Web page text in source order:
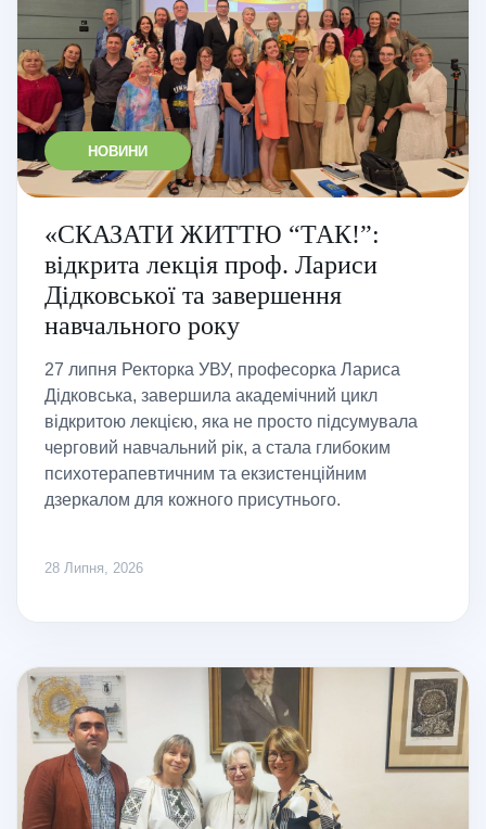
НОВИНИ
«СКАЗАТИ ЖИТТЮ “ТАК!”:
відкрита лекція проф. Лариси
Дідковської та завершення
навчального року
27 липня Ректорка УВУ, професорка Лариса
Дідковська, завершила академічний цикл
відкритою лекцією, яка не просто підсумувала
черговий навчальний рік, а стала глибоким
психотерапевтичним та екзистенційним
дзеркалом для кожного присутнього.
28 Липня, 2026